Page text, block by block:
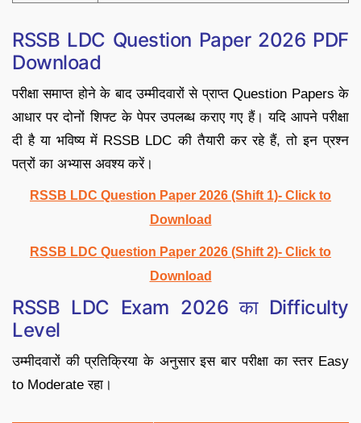
RSSB LDC Question Paper 2026 PDF
Download
परीक्षा समाप्त होने के बाद उम्मीदवारों से प्राप्त Question Papers के
आधार पर दोनों शिफ्ट के पेपर उपलब्ध कराए गए हैं। यदि आपने परीक्षा
दी है या भविष्य में RSSB LDC की तैयारी कर रहे हैं, तो इन प्रश्न
पत्रों का अभ्यास अवश्य करें।
RSSB LDC Question Paper 2026 (Shift 1)- Click to
Download
RSSB LDC Question Paper 2026 (Shift 2)- Click to
Download
RSSB LDC Exam 2026 का Difficulty
Level
उम्मीदवारों की प्रतिक्रिया के अनुसार इस बार परीक्षा का स्तर Easy
to Moderate रहा।